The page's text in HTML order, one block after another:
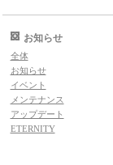
お知らせ
全体
お知らせ
イベント
メンテナンス
アップデート
ETERNITY